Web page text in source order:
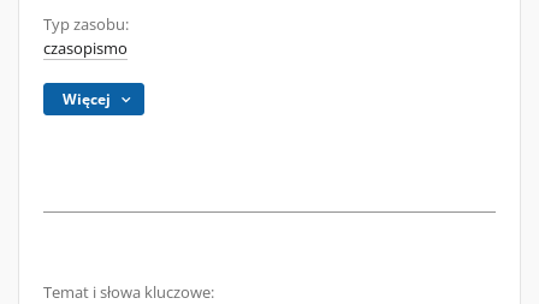
Typ zasobu:
czasopismo
Więcej
Temat i słowa kluczowe: